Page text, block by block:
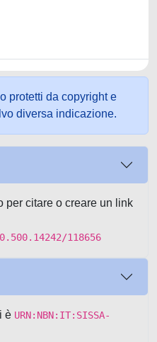
protetti da copyright e
diversa indicazione.
per citare o creare un link
118656
è URN:NBN:IT:SISSA-